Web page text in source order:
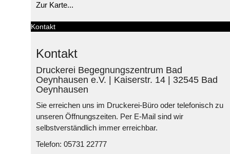
Zur Karte...
Kontakt
Kontakt
Druckerei Begegnungszentrum Bad
Oeynhausen e.V. | Kaiserstr. 14 | 32545 Bad
Oeynhausen
Sie erreichen uns im Druckerei-Büro oder telefonisch zu
unseren Öffnungszeiten. Per E-Mail sind wir
selbstverständlich immer erreichbar.
Telefon: 05731 22777